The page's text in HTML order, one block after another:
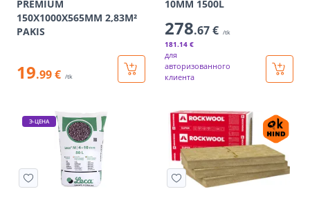
PREMIUM
150X1000X565MM 2,83M²
PAKIS
19.99 € /tk
10MM 1500L
278.67 € /tk
181.14 €
для
авторизованного
клиента
Э-ЦЕНА